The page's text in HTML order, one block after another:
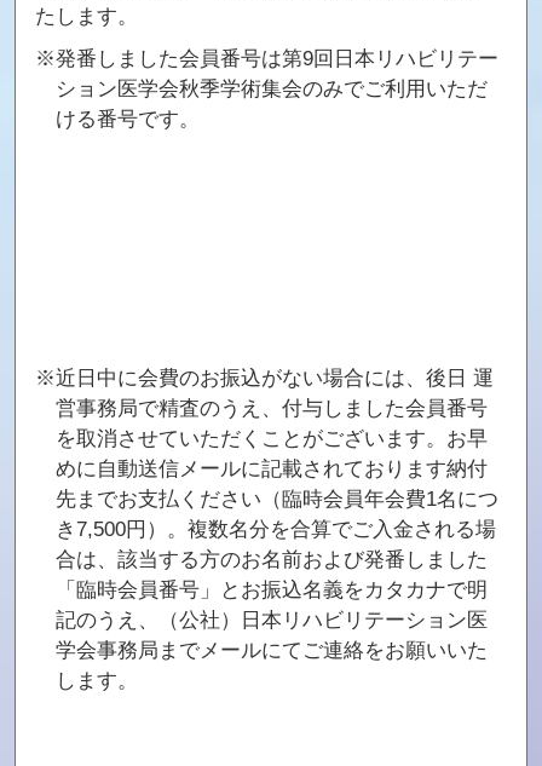
たします。
※発番しました会員番号は第9回日本リハビリテー
ション医学会秋季学術集会のみでご利用いただ
ける番号です。
※近日中に会費のお振込がない場合には、後日 運
営事務局で精査のうえ、付与しました会員番号
を取消させていただくことがございます。お早
めに自動送信メールに記載されております納付
先までお支払ください（臨時会員年会費1名につ
き7,500円）。複数名分を合算でご入金される場
合は、該当する方のお名前および発番しました
「臨時会員番号」とお振込名義をカタカナで明
記のうえ、（公社）日本リハビリテーション医
学会事務局までメールにてご連絡をお願いいた
します。